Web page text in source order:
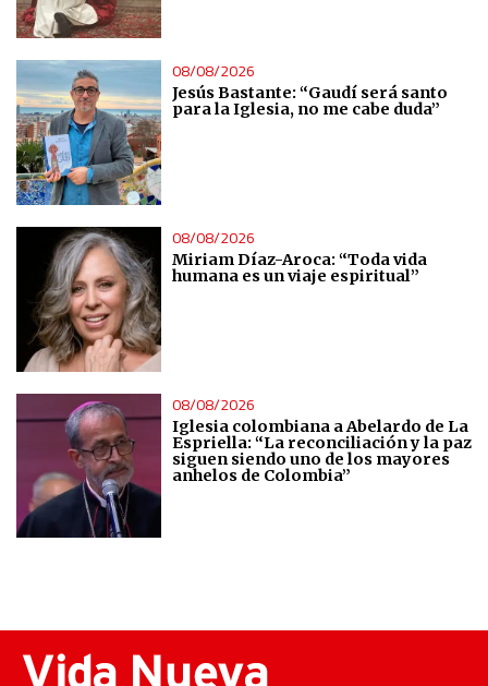
08/08/2026
Jesús Bastante: “Gaudí será santo
para la Iglesia, no me cabe duda”
08/08/2026
Miriam Díaz-Aroca: “Toda vida
humana es un viaje espiritual”
08/08/2026
Iglesia colombiana a Abelardo de La
Espriella: “La reconciliación y la paz
siguen siendo uno de los mayores
anhelos de Colombia”